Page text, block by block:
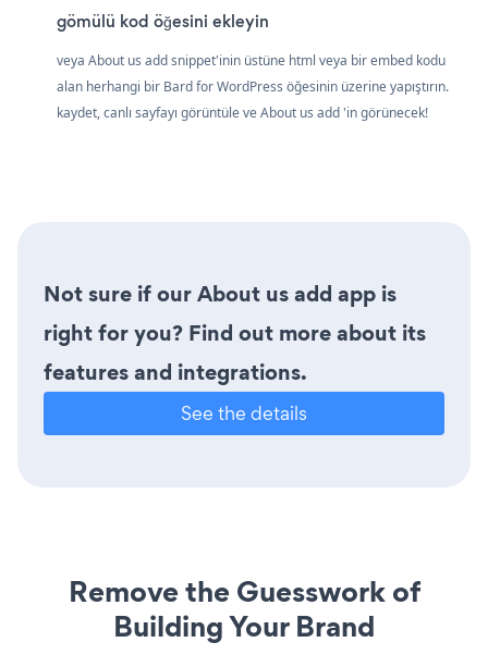
gömülü kod öğesini ekleyin
veya About us add snippet'inin üstüne html veya bir embed kodu
alan herhangi bir Bard for WordPress öğesinin üzerine yapıştırın.
kaydet, canlı sayfayı görüntüle ve About us add 'in görünecek!
Not sure if our About us add app is
right for you? Find out more about its
features and integrations.
See the details
Remove the Guesswork of
Building Your Brand